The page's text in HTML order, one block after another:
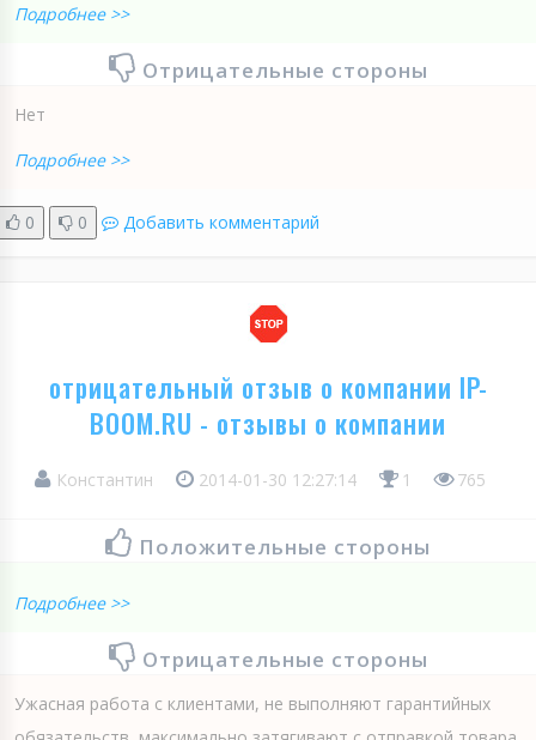
Подробнее >>
Отрицательные стороны
Нет
Подробнее >>
0 0 Добавить комментарий
отрицательный отзыв о компании IP-
BOOM.RU - отзывы о компании
Константин 2014-01-30 12:27:14 1 765
Положительные стороны
Подробнее >>
Отрицательные стороны
Ужасная работа с клиентами, не выполняют гарантийных